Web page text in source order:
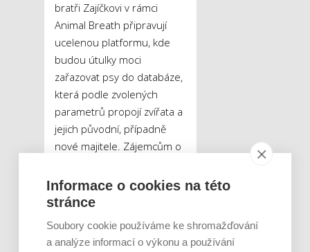
bratři Zajíčkovi v rámci
Animal Breath připravují
ucelenou platformu, kde
budou útulky moci
zařazovat psy do databáze,
která podle zvolených
parametrů propojí zvířata a
jejich původní, případně
nové majitele. Zájemcům o
jednotlivé psy finančně
přispět.
Informace o cookies na této
stránce
Soubory cookie používáme ke shromažďování
a analýze informací o výkonu a používání